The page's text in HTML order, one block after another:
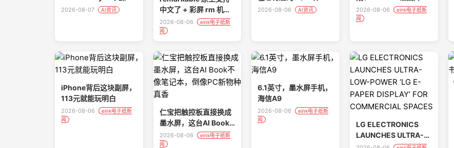
手册
2026-08-07 AI资讯
中文了 + 彩屏 rm 机型
可以快速黑白翻页（需
额外工具 rmtool）
2026-08-06
eink电子纸新
闻
器，第3个能替你直播
2026-08-06 AI资讯
格批量转 Excel 零门槛
2026-08-06
eink电子纸新
闻
iPhone背后这块副屏，
113元就能玩明白
2026-08-06
eink电子纸新
闻
仁宝把触控板直接换成
墨水屏，这台AI Book
不像笔记本，倒像PC新
物种真香
2026-08-06
eink电子纸新
闻
6.1英寸，墨水屏手机，
海信A9
2026-08-06
eink电子纸新
闻
LG ELECTRONICS
LAUNCHES ULTRA-
LOW-POWER ‘LG E-